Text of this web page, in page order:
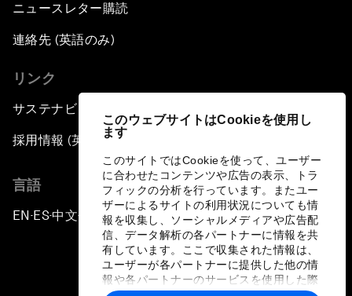
このウェブサイトはCookieを使用し
ます
このサイトではCookieを使って、ユーザー
に合わせたコンテンツや広告の表示、トラ
フィックの分析を行っています。またユー
ザーによるサイトの利用状況についても情
報を収集し、ソーシャルメディアや広告配
信、データ解析の各パートナーに情報を共
有しています。ここで収集された情報は、
ユーザーが各パートナーに提供した他の情
報や各パートナーのサービスを使用した際
ニュースレター購読
連絡先 (英語のみ)
リンク
サステナビリティへの取り組み
採用情報 (英語のみ)
言語
EN ▪ES▪中文▪ 日本語